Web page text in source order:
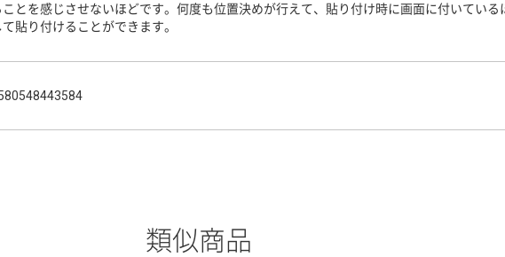
ことを感じさせないほどです。何度も位置決めが行えて、貼り付け時に画面に付いている
貼り付けることができます。
類似商品